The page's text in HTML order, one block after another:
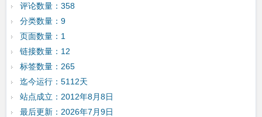
评论数量：358
分类数量：9
页面数量：1
链接数量：12
标签数量：265
迄今运行：5112天
站点成立：2012年8月8日
最后更新：2026年7月9日